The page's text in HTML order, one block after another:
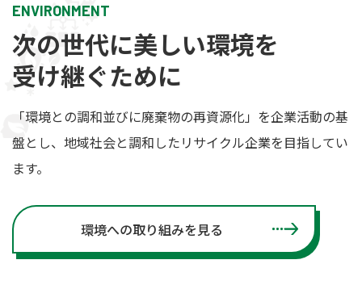
ENVIRONMENT
次の世代に美しい環境を
受け継ぐために
「環境との調和並びに廃棄物の再資源化」を企業活動の基
盤とし、 地域社会と調和したリサイクル企業を目指してい
ます。
環境への取り組みを見る